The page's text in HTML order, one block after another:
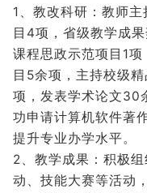
1、教改科研：教师
目4项，省级教学成
课程思政示范项目1
目5余项，主持校级
项，发表学术论文30
功申请计算机软件著
提升专业办学水平。
2、教学成果：积极
动、技能大赛等活动